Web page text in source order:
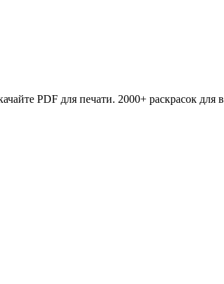
PDF для печати. 2000+ раскрасок для